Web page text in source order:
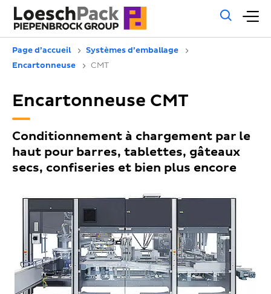
Page d’accueil
Systèmes d’emballage
Encartonneuse
CMT
Encartonneuse CMT
Conditionnement à chargement par le
haut pour barres, tablettes, gâteaux
secs, confiseries et bien plus encore